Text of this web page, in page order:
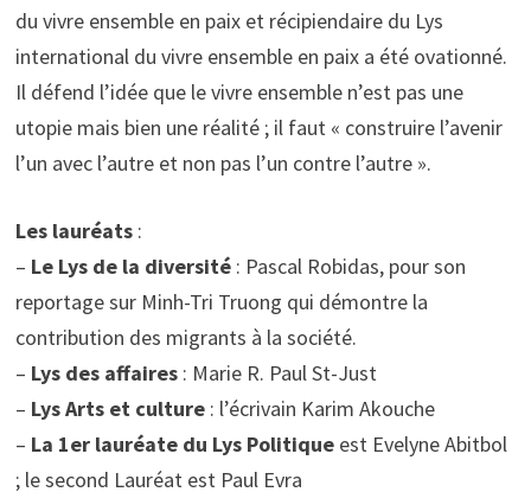
du vivre ensemble en paix et récipiendaire du Lys
international du vivre ensemble en paix a été ovationné.
Il défend l’idée que le vivre ensemble n’est pas une
utopie mais bien une réalité ; il faut « construire l’avenir
l’un avec l’autre et non pas l’un contre l’autre ».
Les lauréats :
– Le Lys de la diversité: Pascal Robidas, pour son
reportage sur Minh-Tri Truong qui démontre la
contribution des migrants à la société.
– Lys des affaires: Marie R. Paul St-Just
– Lys Arts et culture: l’écrivain Karim Akouche
– La 1er lauréate du Lys Politiqueest Evelyne Abitbol
; le second Lauréat est Paul Evra